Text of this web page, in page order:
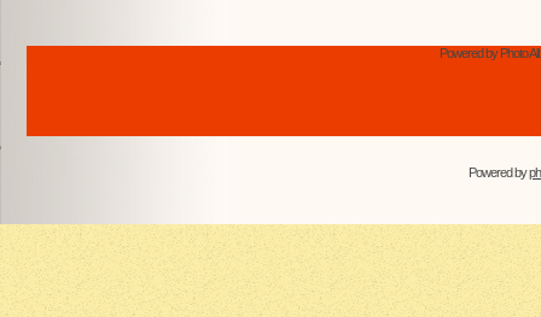
Powered by Photo
Powered by